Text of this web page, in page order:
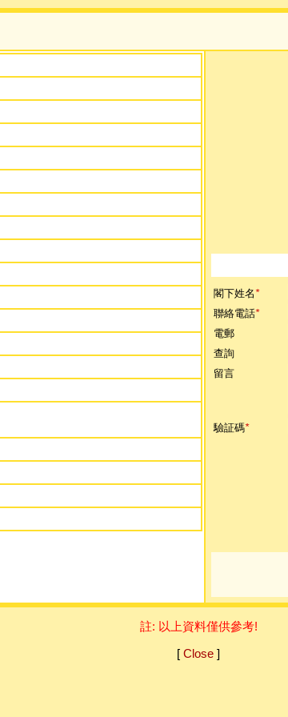
閣下姓名 *
聯絡電話*
電郵
查詢
留言
驗証碼*
註: 以上資料僅供參考!
[ Close ]